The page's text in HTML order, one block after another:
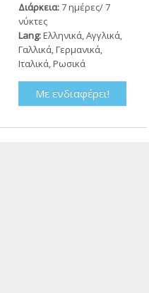
Διάρκεια:7 ημέρες/ 7
νύκτες
Lang:Ελληνικά, Αγγλικά,
Γαλλικά, Γερμανικά,
Ιταλικά, Ρωσικά
Με ενδιαφέρει!